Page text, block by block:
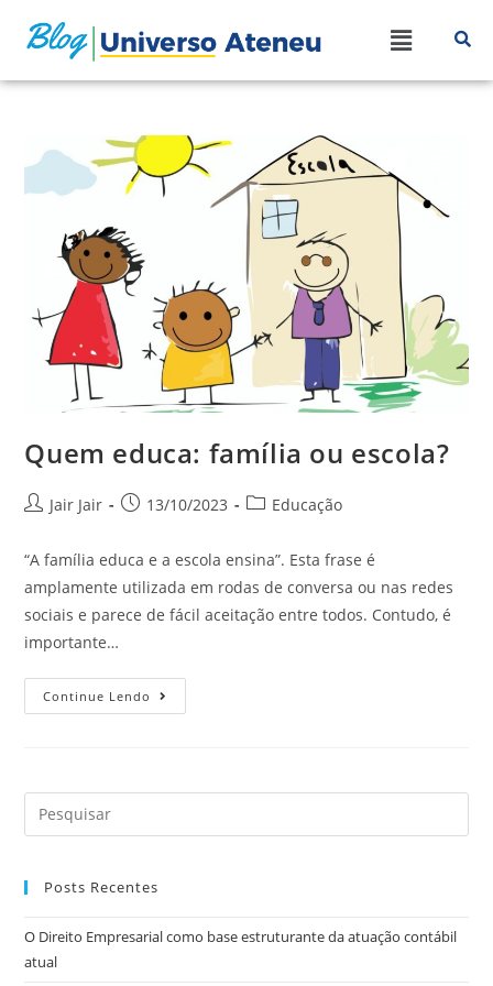
Quem educa: família ou escola?
Jair Jair 13/10/2023 Educação
“A família educa e a escola ensina”. Esta frase é
amplamente utilizada em rodas de conversa ou nas redes
sociais e parece de fácil aceitação entre todos. Contudo, é
importante…
Continue Lendo
Posts Recentes
O Direito Empresarial como base estruturante da atuação contábil
atual